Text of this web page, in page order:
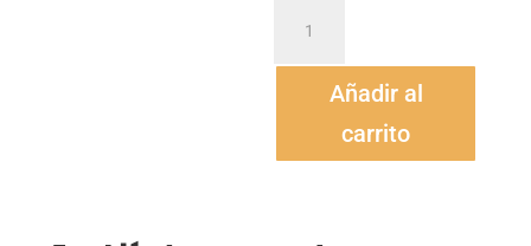
la
FundaciónAñadir al
carrito